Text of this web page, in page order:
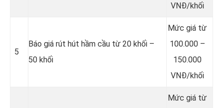
VNĐ/khối
5
Báo giá rút hút hầm cầu từ 20 khối –
50 khối
Mức giá từ
100.000 –
150.000
VNĐ/khối
Mức giá từ